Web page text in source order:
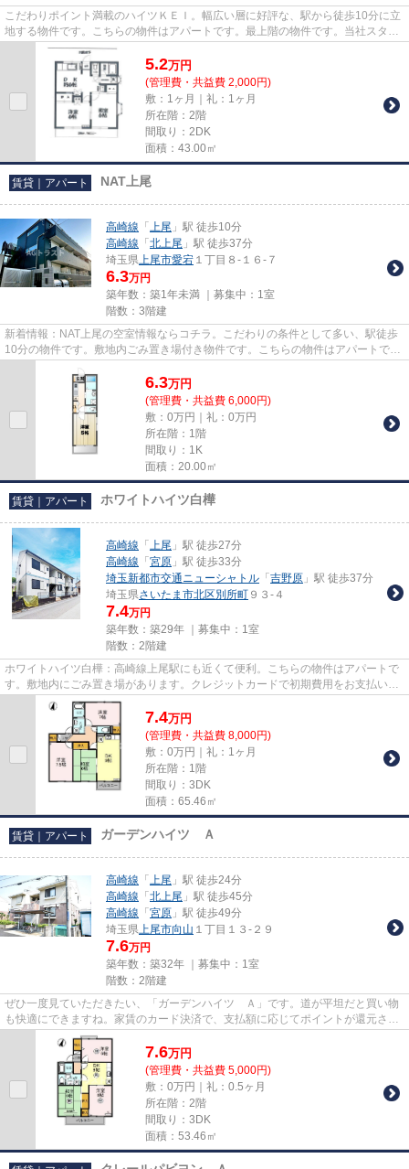
こだわりポイント満載のハイツＫＥＩ。幅広い層に好評な、駅から徒歩10分に立
地する物件です。こちらの物件はアパートです。最上階の物件です。当社スタッ
フが地域の賃貸情報をご提供...
5.2万円
(管理費・共益費 2,000円)
敷：1ヶ月｜礼：1ヶ月
所在階：2階
間取り：2DK
面積：43.00㎡
賃貸｜アパート NAT上尾
高崎線 「 上尾 」駅 徒歩10分
高崎線 「 北上尾 」駅 徒歩37分
埼玉県上尾市愛宕 １丁目８-１６-７
6.3万円
築年数：築1年未満 ｜募集中： 1室
階数：3階建
新着情報：NAT上尾の空室情報ならコチラ。こだわりの条件として多い、駅徒歩
10分の物件です。敷地内ごみ置き場付き物件です。こちらの物件はアパートで
6.3万円
(管理費・共益費 6,000円)
敷：0万円｜礼：0万円
所在階：1階
間取り：1K
面積：20.00㎡
賃貸｜アパート ホワイトハイツ白樺
高崎線 「 上尾 」駅 徒歩27分
高崎線 「 宮原 」駅 徒歩33分
埼玉新都市交通ニューシャトル 「 吉野原 」駅 徒歩37分
埼玉県さいたま市北区別所町 ９３-４
7.4万円
築年数：築29年 ｜募集中： 1室
階数：2階建
ホワイトハイツ白樺：高崎線上尾駅にも近くて便利。こちらの物件はアパートで
す。敷地内にごみ置き場があります。クレジットカードで初期費用をお支払いい
ただける物件です。賃貸物件...
7.4万円
(管理費・共益費 8,000円)
敷：0万円｜礼：1ヶ月
所在階：1階
間取り：3DK
面積：65.46㎡
賃貸｜アパート ガーデンハイツ Ａ
高崎線 「 上尾 」駅 徒歩24分
高崎線 「 北上尾 」駅 徒歩45分
高崎線 「 宮原 」駅 徒歩49分
埼玉県上尾市向山 １丁目１３-２９
7.6万円
築年数：築32年 ｜募集中： 1室
階数：2階建
ぜひ一度見ていただきたい、「ガーデンハイツ Ａ」です。道が平坦だと買い物
も快適にできますね。家賃のカード決済で、支払額に応じてポイントが還元され
ます。最上階の物件です。当...
7.6万円
(管理費・共益費 5,000円)
敷：0万円｜礼：0.5ヶ月
所在階：2階
間取り：3DK
面積：53.46㎡